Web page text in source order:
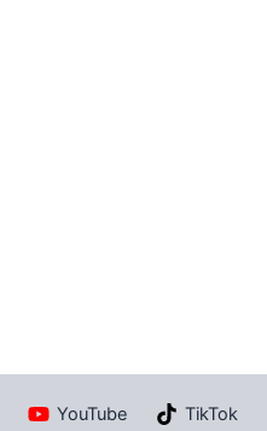
YouTube
TikTok